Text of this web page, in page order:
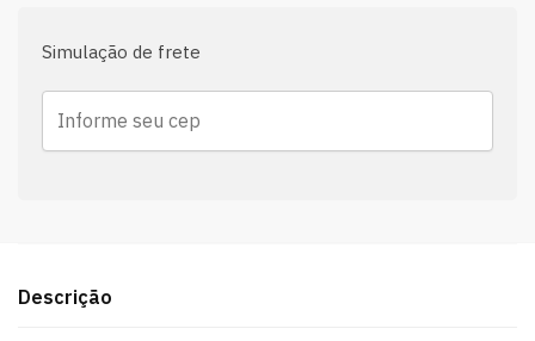
Simulação de frete
Descrição